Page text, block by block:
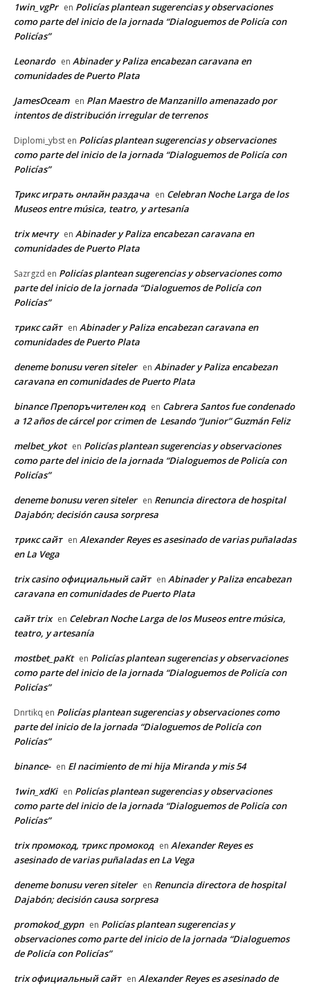
1win_vgPr en Policías plantean sugerencias y observaciones
como parte del inicio de la jornada “Dialoguemos de Policía con
Policías”
Leonardo en Abinader y Paliza encabezan caravana en
comunidades de Puerto Plata
JamesOceam en Plan Maestro de Manzanillo amenazado por
intentos de distribución irregular de terrenos
Diplomi_ybst en Policías plantean sugerencias y observaciones
como parte del inicio de la jornada “Dialoguemos de Policía con
Policías”
Трикс играть онлайн раздача en Celebran Noche Larga de los
Museos entre música, teatro, y artesanía
trix мечту en Abinader y Paliza encabezan caravana en
comunidades de Puerto Plata
Sazrgzd en Policías plantean sugerencias y observaciones como
parte del inicio de la jornada “Dialoguemos de Policía con
Policías”
трикс сайт en Abinader y Paliza encabezan caravana en
comunidades de Puerto Plata
deneme bonusu veren siteler en Abinader y Paliza encabezan
caravana en comunidades de Puerto Plata
binance Препоръчителен код en Cabrera Santos fue condenado
a 12 años de cárcel por crimen de Lesando “Junior” Guzmán Feliz
melbet_ykot en Policías plantean sugerencias y observaciones
como parte del inicio de la jornada “Dialoguemos de Policía con
Policías”
deneme bonusu veren siteler en Renuncia directora de hospital
Dajabón; decisión causa sorpresa
трикс сайт en Alexander Reyes es asesinado de varias puñaladas
en La Vega
trix casino официальный сайт en Abinader y Paliza encabezan
caravana en comunidades de Puerto Plata
сайт trix en Celebran Noche Larga de los Museos entre música,
teatro, y artesanía
mostbet_paKt en Policías plantean sugerencias y observaciones
como parte del inicio de la jornada “Dialoguemos de Policía con
Policías”
Dnrtikq en Policías plantean sugerencias y observaciones como
parte del inicio de la jornada “Dialoguemos de Policía con
Policías”
binance- en El nacimiento de mi hija Miranda y mis 54
1win_xdKi en Policías plantean sugerencias y observaciones
como parte del inicio de la jornada “Dialoguemos de Policía con
Policías”
trix промокод, трикс промокод en Alexander Reyes es
asesinado de varias puñaladas en La Vega
deneme bonusu veren siteler en Renuncia directora de hospital
Dajabón; decisión causa sorpresa
promokod_gypn en Policías plantean sugerencias y
observaciones como parte del inicio de la jornada “Dialoguemos
de Policía con Policías”
trix официальный сайт en Alexander Reyes es asesinado de